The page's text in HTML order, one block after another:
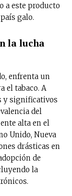
a este producto
galo.
la lucha
enfrenta un
el tabaco. A
y significativos
del
alta en el
Unido, Nueva
drásticas en
de
la